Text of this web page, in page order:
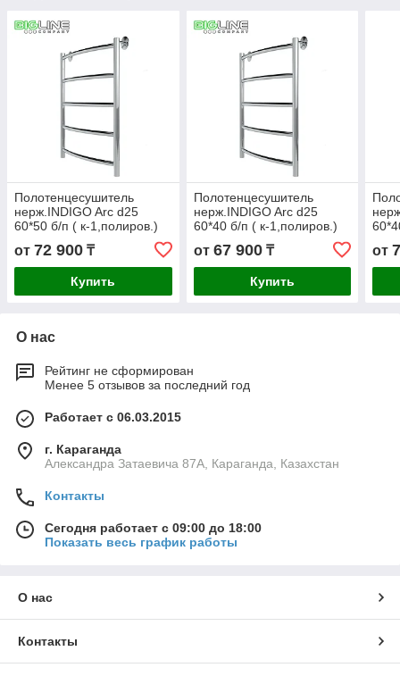
Полотенцесушитель
нерж.INDIGO Arc d25
60*50 б/п ( к-1,полиров.)
от 72 900 ₸
Купить
Полотенцесушитель
нерж.INDIGO Arc d25
60*40 б/п ( к-1,полиров.)
от 67 900₸
Купить
от
О нас
Рейтинг не сформирован
Менее 5 отзывов за последний год
Работает с 06.03.2015
г. Караганда
Александра Затаевича 87А, Караганда, Казахстан
Контакты
Сегодня работает с 09:00 до 18:00
Показать весь график работы
О нас
Контакты